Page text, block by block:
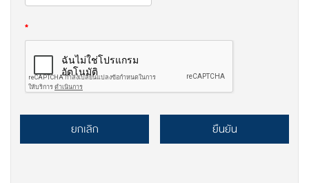
*
ยกเลิก ยืนยัน